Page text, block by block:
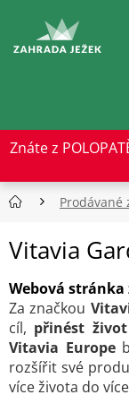
obsah
Znáte z
Prodávané
Vitavia
Webová stránka
Za značkou
cíl, přinést
Vitavia Europe
rozšířit své
více života do